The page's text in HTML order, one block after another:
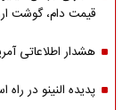
قیمت دام، گوشت
هشدار اطلاعاتی
پدیده النینو در